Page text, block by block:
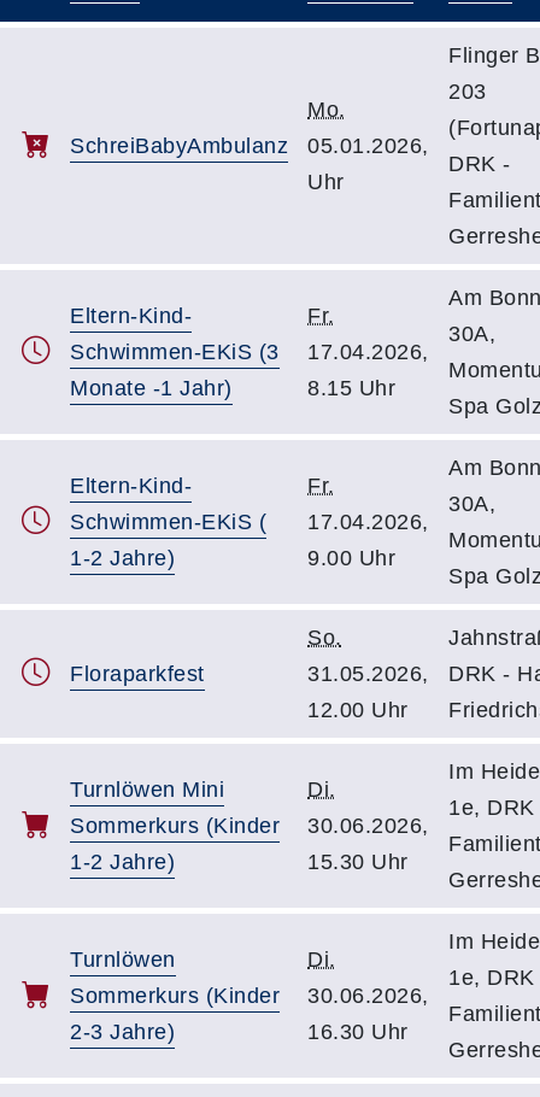
SchreiBabyAmbulanz
Mo.
05.01.2026,
Uhr
Flinger
203
DRK -
Eltern-Kind-
Schwimmen-EKiS (3
Monate -1 Jahr)
Fr.
17.04.2026,
8.15 Uhr
Am
30A,
Spa
Eltern-Kind-
Schwimmen-EKiS (
1-2 Jahre)
Fr.
17.04.2026,
9.00 Uhr
Am
30A,
Spa
Floraparkfest
So.
31.05.2026,
12.00 Uhr
DRK -
Turnlöwen Mini
Sommerkurs (Kinder
1-2 Jahre)
Di.
30.06.2026,
15.30 Uhr
Im
1e, DRK
Turnlöwen
Sommerkurs (Kinder
2-3 Jahre)
Di.
30.06.2026,
16.30 Uhr
Im
1e, DRK